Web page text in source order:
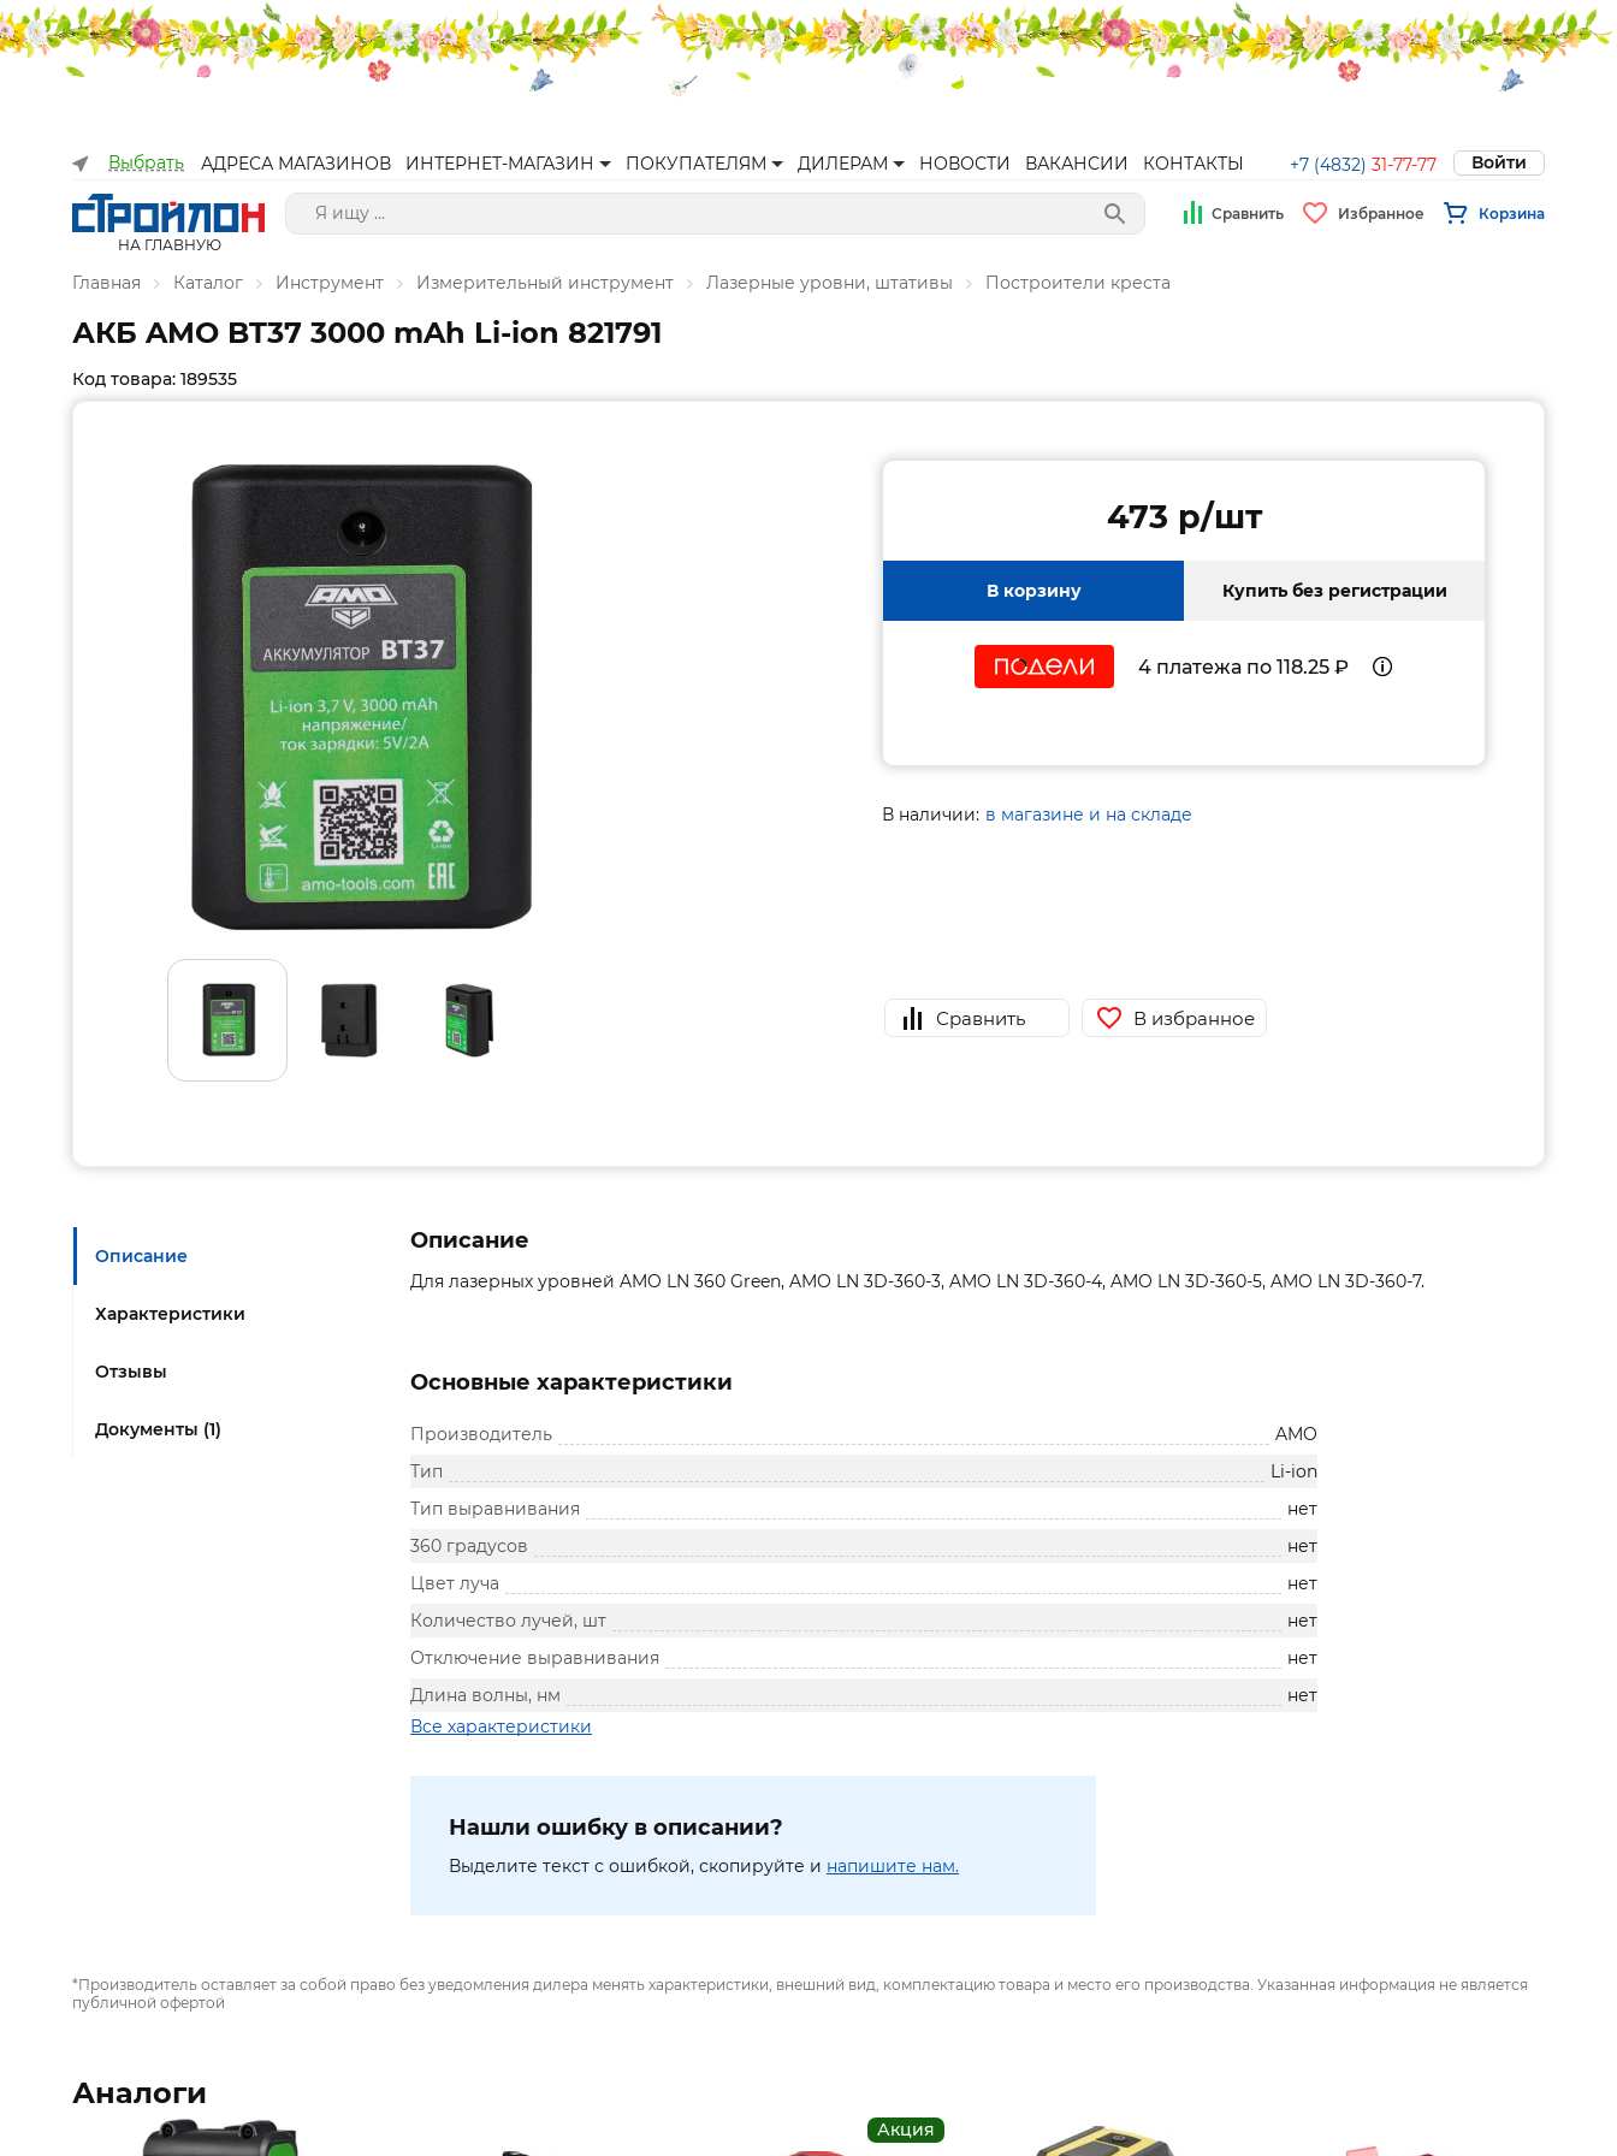
Выбрать АДРЕСА МАГАЗИНОВ ИНТЕРНЕТ-МАГАЗИН ПОКУПАТЕЛЯМ ДИЛЕРАМ НОВОСТИ ВАКАНСИИ КОНТАКТЫ +7 (4832) 31-77-77 Войти
НА ГЛАВНУЮ
Сравнить Избранное Корзина
Главная Каталог Инструмент Измерительный инструмент Лазерные уровни, штативы Построители креста
АКБ AMO BT37 3000 mAh Li-ion 821791
Код товара: 189535
473 p/шт
В корзину Купить без регистрации
4 платежа по 118.25 ₽
В наличии: в магазине и на складе
Сравнить В избранное
Описание
Характеристики
Отзывы
Документы (1)
Описание
Для лазерных уровней AMO LN 360 Green, AMO LN 3D-360-3, AMO LN 3D-360-4, AMO LN 3D-360-5, AMO LN 3D-360-7.
Основные характеристики
Производитель
AMO
Тип
Li-ion
Тип выравнивания
нет
360 градусов
нет
Цвет луча
нет
Количество лучей, шт
нет
Отключение выравнивания
нет
Длина волны, нм
нет
Все характеристики
Нашли ошибку в описании?
Выделите текст с ошибкой, скопируйте и напишите нам.
*Производитель оставляет за собой право без уведомления дилера менять характеристики, внешний вид, комплектацию товара и место его производства. Указанная информация не является
публичной офертой
Аналоги
Акция